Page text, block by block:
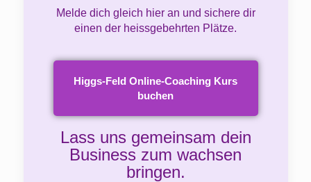
Melde dich gleich hier an und sichere dir
einen der heissgebehrten Plätze.
Higgs-Feld Online-Coaching Kurs
buchen
Lass uns gemeinsam dein
Business zum wachsen
bringen.